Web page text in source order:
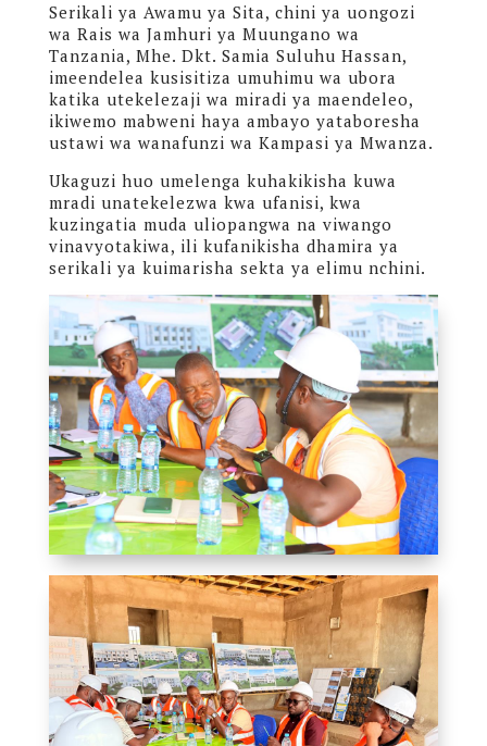
Serikali ya Awamu ya Sita, chini ya uongozi
wa Rais wa Jamhuri ya Muungano wa
Tanzania, Mhe. Dkt. Samia Suluhu Hassan,
imeendelea kusisitiza umuhimu wa ubora
katika utekelezaji wa miradi ya maendeleo,
ikiwemo mabweni haya ambayo yataboresha
ustawi wa wanafunzi wa Kampasi ya Mwanza.
Ukaguzi huo umelenga kuhakikisha kuwa
mradi unatekelezwa kwa ufanisi, kwa
kuzingatia muda uliopangwa na viwango
vinavyotakiwa, ili kufanikisha dhamira ya
serikali ya kuimarisha sekta ya elimu nchini.